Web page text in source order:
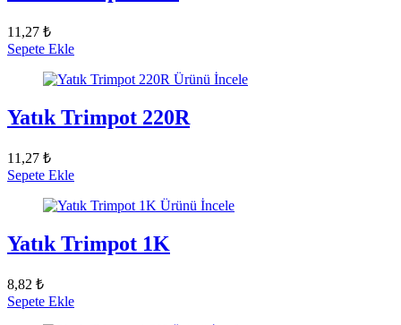
11,27 ₺
Sepete Ekle
Ürünü İncele
Yatık Trimpot 220R
11,27 ₺
Sepete Ekle
Ürünü İncele
Yatık Trimpot 1K
8,82 ₺
Sepete Ekle